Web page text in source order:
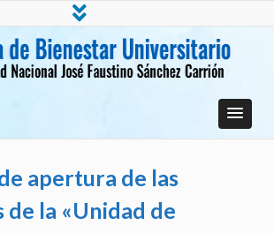
Universitario
José Faustino Sánchez Carrión
apertura de las
de la «Unidad de